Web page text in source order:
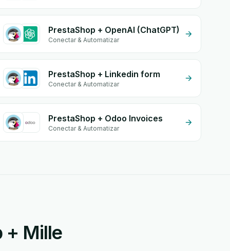
PrestaShop + OpenAI (ChatGPT)
Conectar & Automatizar
PrestaShop + Linkedin form
Conectar & Automatizar
PrestaShop + Odoo Invoices
Conectar & Automatizar
+ Mille